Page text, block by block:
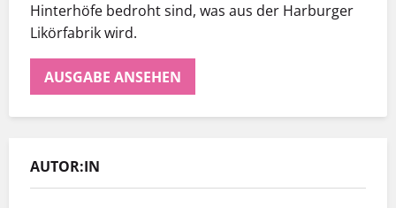
Hinterhöfe bedroht sind, was aus der Harburger
Likörfabrik wird.
AUSGABE ANSEHEN
AUTOR:IN